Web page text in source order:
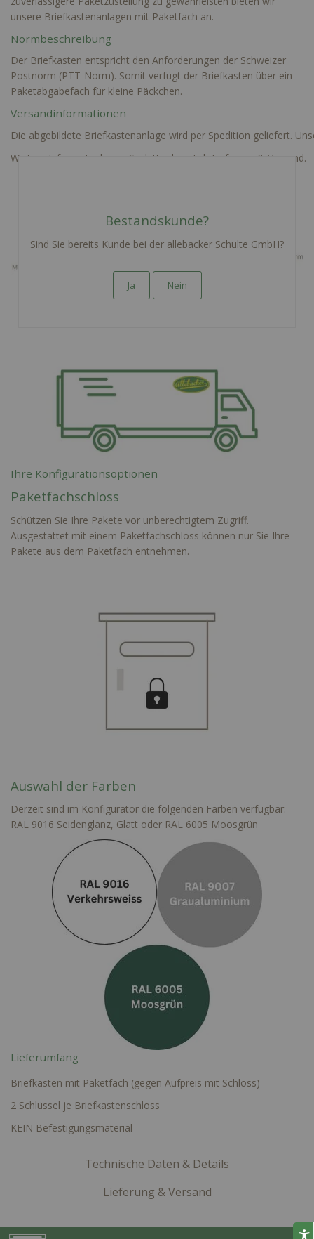
unsere Briefkastenanlagen mit Paketfach an.
Normbeschreibung
Der Briefkasten entspricht den Anforderungen der Schweizer
Postnorm (PTT-Norm). Somit verfügt der Briefkasten über ein
Paketabgabefach für kleine Päckchen.
Versandinformationen
Die abgebildete Briefkastenanlage wird per Spedition geliefert.
Weitere Infos entnehmen Sie bitte dem Tab Lieferung & Versand.
Ihre Konfigurationsoptionen
Paketfachschloss
Schützen Sie Ihre Pakete vor unberechtigtem Zugriff.
Ausgestattet mit einem Paketfachschloss können nur Sie Ihre
Pakete aus dem Paketfach entnehmen.
Auswahl der Farben
Derzeit sind im Konfigurator die folgenden Farben verfügbar:
RAL 9016 Seidenglanz, Glatt oder RAL 6005 Moosgrün
Lieferumfang
Briefkasten mit Paketfach (gegen Aufpreis mit Schloss)
2 Schlüssel je Briefkastenschloss
KEIN Befestigungsmaterial
Technische Daten & Details
Lieferung & Versand
Bestandskunde?
Sind Sie bereits Kunde bei der allebacker Schulte GmbH?
Ja Nein